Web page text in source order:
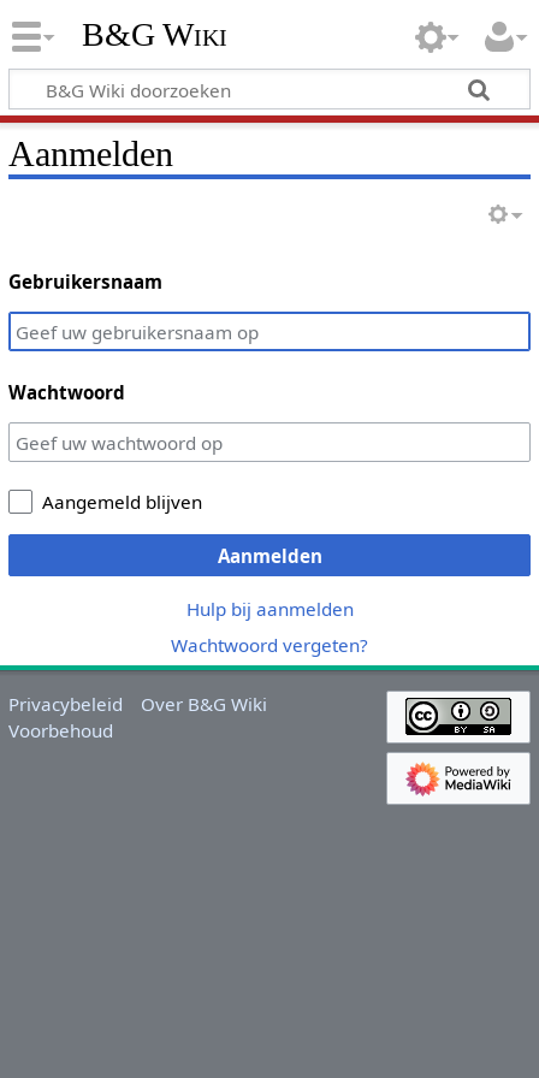
B&G Wiki
Aanmelden
Gebruikersnaam
Wachtwoord
Aangemeld blijven
Aanmelden
Hulp bij aanmelden
Wachtwoord vergeten?
Privacybeleid
Over B&G Wiki
Voorbehoud